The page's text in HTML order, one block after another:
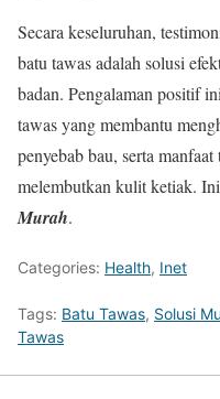
Secara keseluruhan,
batu tawas adalah solusi
badan. Pengalaman positif
tawas yang membantu
penyebab bau, serta
melembutkan kulit ketiak.
Murah.
Categories: Health, Inet
Tags: Batu Tawas, Solusi
Tawas